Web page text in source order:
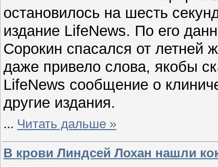
остановилось на шесть
издание LifeNews. По его
Сорокин спасался от летней
даже привело слова, якобы
LifeNews сообщение о
другие издания.
... Читать дальше »
В крови Линдсей Лохан нашли